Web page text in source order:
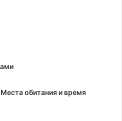
обитания и время